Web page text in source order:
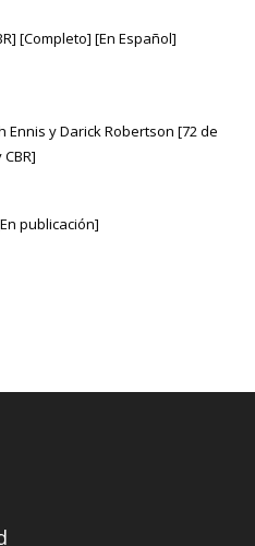
[Completo] [En Español]
Ennis y Darick Robertson [72 de
publicación]